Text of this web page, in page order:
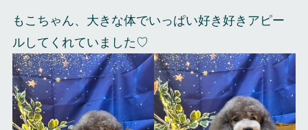
もこちゃん、大きな体でいっぱい好き好きアピー
ルしてくれていました♡